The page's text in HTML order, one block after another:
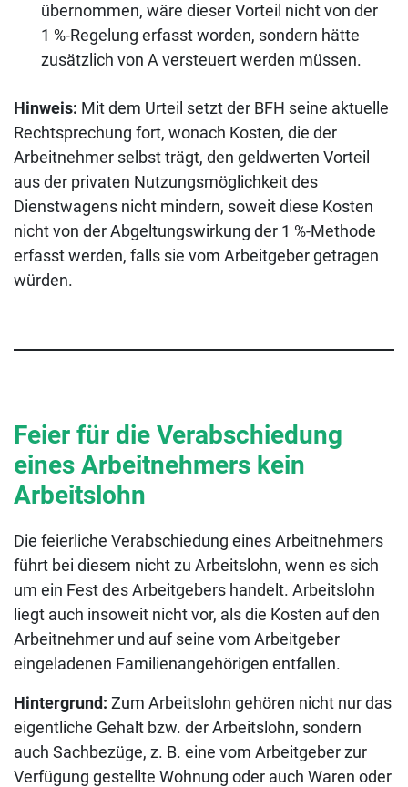
übernommen, wäre dieser Vorteil nicht von der
1 %-Regelung erfasst worden, sondern hätte
zusätzlich von A versteuert werden müssen.
Hinweis: Mit dem Urteil setzt der BFH seine aktuelle
Rechtsprechung fort, wonach Kosten, die der
Arbeitnehmer selbst trägt, den geldwerten Vorteil
aus der privaten Nutzungsmöglichkeit des
Dienstwagens nicht mindern, soweit diese Kosten
nicht von der Abgeltungswirkung der 1 %-Methode
erfasst werden, falls sie vom Arbeitgeber getragen
würden.
Feier für die Verabschiedung
eines Arbeitnehmers kein
Arbeitslohn
Die feierliche Verabschiedung eines Arbeitnehmers
führt bei diesem nicht zu Arbeitslohn, wenn es sich
um ein Fest des Arbeitgebers handelt. Arbeitslohn
liegt auch insoweit nicht vor, als die Kosten auf den
Arbeitnehmer und auf seine vom Arbeitgeber
eingeladenen Familienangehörigen entfallen.
Hintergrund: Zum Arbeitslohn gehören nicht nur das
eigentliche Gehalt bzw. der Arbeitslohn, sondern
auch Sachbezüge, z. B. eine vom Arbeitgeber zur
Verfügung gestellte Wohnung oder auch Waren oder